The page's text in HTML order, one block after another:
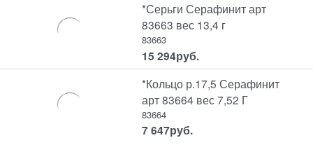
*Серьги Серафинит арт
83663 вес 13,4 г
83663
15 294руб.
*Кольцо р.17,5 Серафинит
арт 83664 вес 7,52 Г
83664
7 647руб.